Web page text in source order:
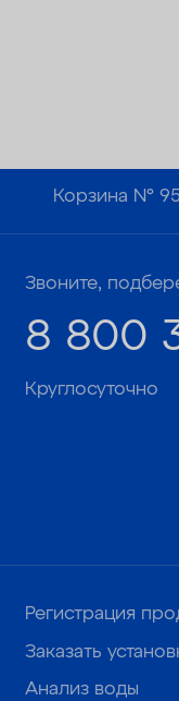
Корзина №
Звоните,
8 800
Круглосуточно
Регистрация
Заказать
Анализ воды